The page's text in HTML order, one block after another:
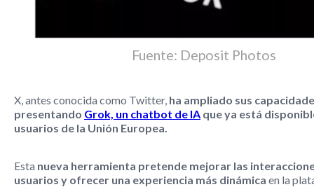
Fuente: Deposit Photos
X, antes conocida como Twitter, ha ampliado sus
presentando Grok, un chatbot de IA que ya está
usuarios de la Unión Europea.
Esta nueva herramienta pretende mejorar las
usuarios y ofrecer una experiencia más dinámica en la